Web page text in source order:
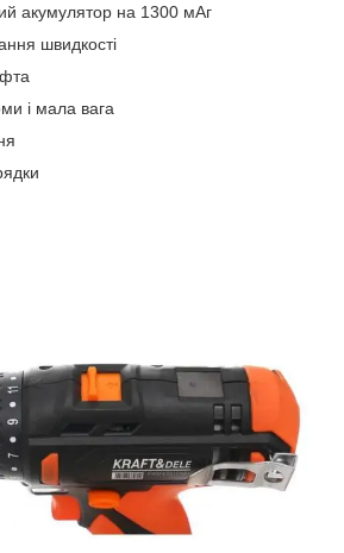
акумулятор на 1300 мАг
швидкості
і мала вага